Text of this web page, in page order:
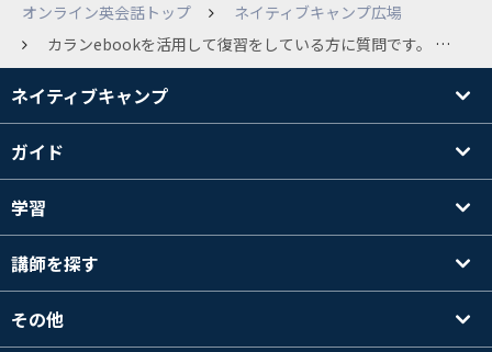
オンライン英会話トップ
ネイティブキャンプ広場
カランebookを活用して復習をしている方に質問です。 ①復習の仕方 ②いつやっているか ③1回あたりどのくらいまで復習してるか(テキストのどこからどこまで) ④続けるコツ 教えてほしいです！！ ちなみに私は...ほとんど復習してませんでした。(現在ステージ6) ebookのステージ5を以前購入したのですが、続かず(^^; ステージ6はテキスト購入してませんでしたが、レッスン中にうまくできなくて、落ち込むことが増えたので、ちゃんと復習しようという気持ちになってきました。でもなかなか続かないので、続けるコツも教えてほしいです。 ebookに限定しているのは、紙の本をなるべく増やしたくないので、ebookを希望しております。
ネイティブキャンプ
ガイド
学習
講師を探す
その他